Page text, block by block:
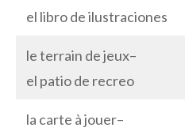
el libro de ilustraciones
le terrain de jeux–
el patio de recreo
la carte à jouer–